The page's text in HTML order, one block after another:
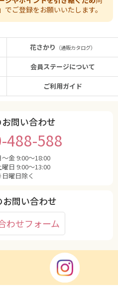
ご登録をお願いいたします。
花さかり （通販カタログ）
会員ステージについて
ご利用ガイド
問い合わせ
488-588
〜金 9:00〜18:00
曜日 9:00〜13:00
曜日除く
お問い合わせ
わせフォーム